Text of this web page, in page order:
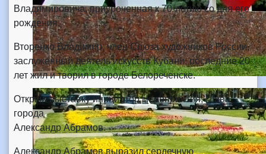
Владимировича, приуроченная к 70-летию со дня его
рождения.
Вторенко Владимир, член Союза художников России,
заслуженный деятель искусств Кубани, последние 20
лет жил и творил в городе Белореченске.
Открыл выставку инициатор мероприятия, глава
города
Александр Абрамов.
Александр Абрамов выразил сердечную